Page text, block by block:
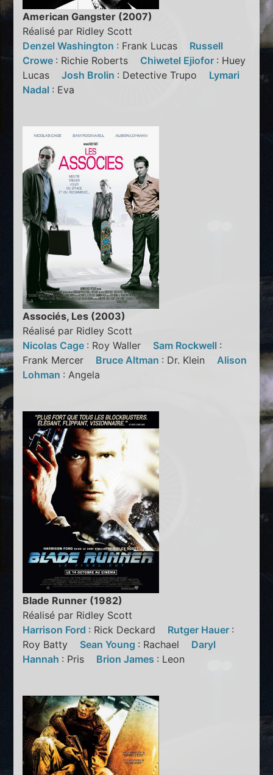
American Gangster (2007)
Réalisé par Ridley Scott
Denzel Washington : Frank Lucas Russell
Crowe : Richie Roberts Chiwetel Ejiofor : Huey
LucasJosh Brolin : Detective Trupo Lymari
Nadal : Eva
Associés, Les (2003)
Réalisé par Ridley Scott
Nicolas Cage : Roy Waller Sam Rockwell :
Frank Mercer Bruce Altman : Dr. Klein Alison
Lohman : Angela
Blade Runner (1982)
Réalisé par Ridley Scott
Harrison Ford : Rick Deckard Rutger Hauer :
Roy Batty Sean Young : Rachael Daryl
Hannah : Pris Brion James : Leon